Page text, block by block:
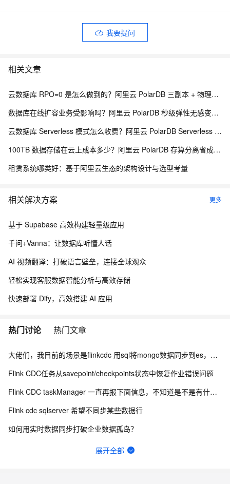
我要提问
相关文章
云数据库 RPO=0 是怎么做到的？阿里云 PolarDB 三副本 + 物理复制解析
数据库在线扩容业务受影响吗？阿里云 PolarDB 秒级弹性无感变配解析
云数据库 Serverless 模式怎么收费？阿里云 PolarDB Serverless 按需计费解析
100TB 数据存储在云上成本多少？阿里云 PolarDB 存算分离省成本解析
租赁系统哪类好：基于阿里云生态的架构设计与选型考量
相关解决方案 更多
基于 Supabase 高效构建轻量级应用
千问+Vanna：让数据库听懂人话
AI 视频翻译：打破语言壁垒，连接全球观众
轻松实现客服数据智能分析与高效存储
快速部署 Dify，高效搭建 AI 应用
热门讨论 热门文章
大佬们，我目前的场景是flinkcdc 用sql将mongo数据同步到es，有人做过这样的场景吗？
Flink CDC任务从savepoint/checkpoints状态中恢复作业错误问题
Flink CDC taskManager 一直再报下面信息，不知道是不是有什么问题？
Flink cdc sqlserver 希望不同步某些数据行
如何用实时数据同步打破企业数据孤岛？
展开全部